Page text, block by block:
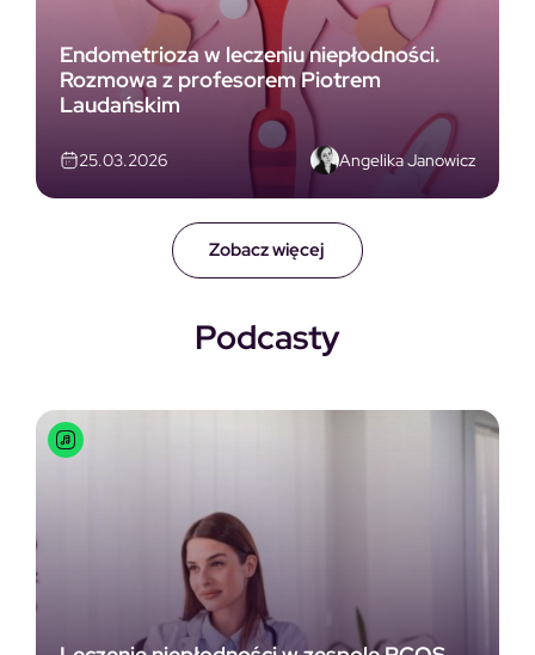
Zobacz więcej
Endometrioza w leczeniu niepłodności.
Rozmowa z profesorem Piotrem
Laudańskim
25.03.2026 Angelika Janowicz
Podcasty